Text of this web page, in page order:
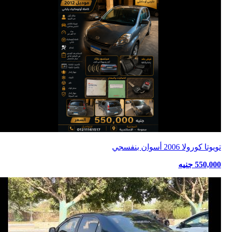
تويوتا كورولا 2006 أسوان بنفسجي
550,000 جنيه